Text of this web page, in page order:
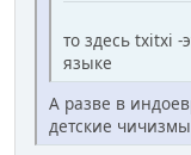
то здесь txitxi -
языке
А разве в
детские